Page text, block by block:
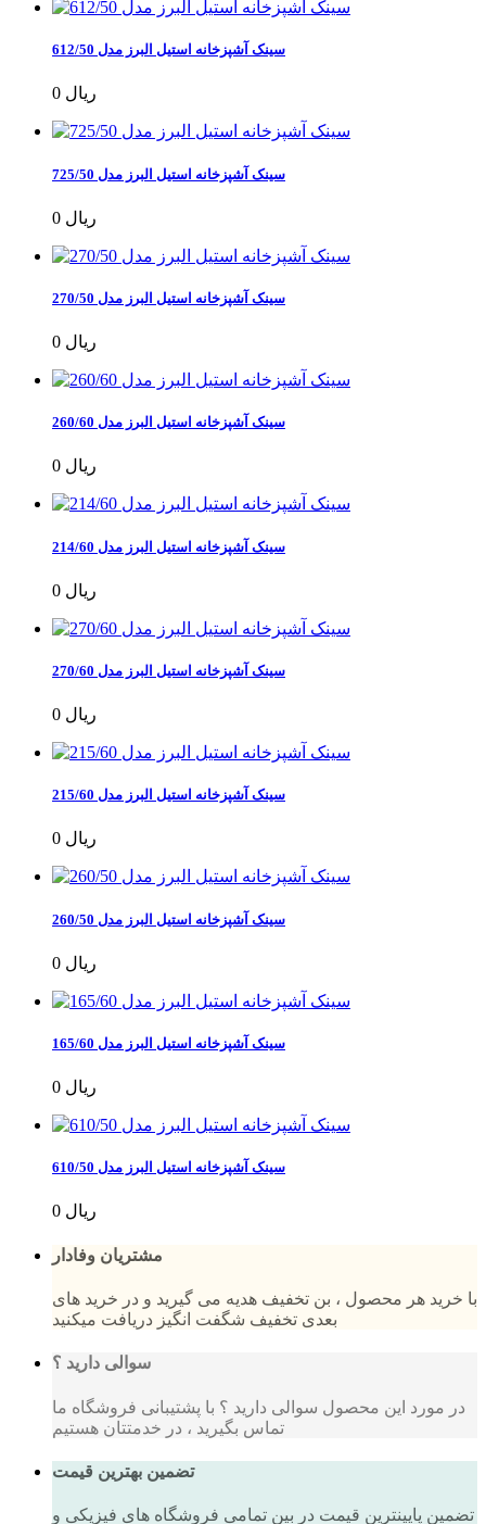
سینک آشپزخانه استیل البرز مدل 612/50
0 ریال
سینک آشپزخانه استیل البرز مدل 725/50
0 ریال
سینک آشپزخانه استیل البرز مدل 270/50
0 ریال
سینک آشپزخانه استیل البرز مدل 260/60
0 ریال
سینک آشپزخانه استیل البرز مدل 214/60
0 ریال
سینک آشپزخانه استیل البرز مدل 270/60
0 ریال
سینک آشپزخانه استیل البرز مدل 215/60
0 ریال
سینک آشپزخانه استیل البرز مدل 260/50
0 ریال
سینک آشپزخانه استیل البرز مدل 165/60
0 ریال
سینک آشپزخانه استیل البرز مدل 610/50
0 ریال
مشتریان وفادار
با خرید هر محصول ، بن تخفیف هدیه می گیرید و در خرید های
بعدی تخفیف شگفت انگیز دریافت میکنید
سوالی دارید ؟
در مورد این محصول سوالی دارید ؟ با پشتیبانی فروشگاه ما
تماس بگیرید ، در خدمتتان هستیم
تضمین بهترین قیمت
تضمین پایینترین قیمت در بین تمامی فروشگاه های فیزیکی و